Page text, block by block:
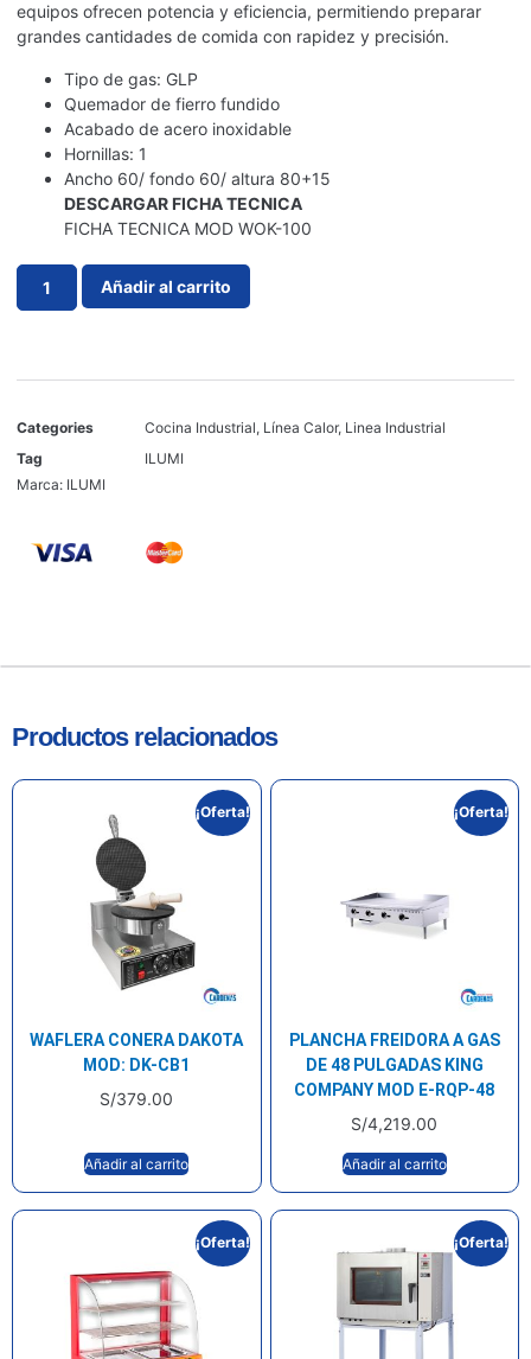
equipos ofrecen potencia y eficiencia, permitiendo preparar
grandes cantidades de comida con rapidez y precisión.
Tipo de gas: GLP
Quemador de fierro fundido
Acabado de acero inoxidable
Hornillas: 1
Ancho 60/ fondo 60/ altura 80+15
DESCARGAR FICHA TECNICA
FICHA TECNICA MOD WOK-100
Añadir al carrito
Categories Cocina Industrial, Línea Calor, Linea Industrial
Tag
ILUMI
Marca: ILUMI
Productos relacionados
¡Oferta!
WAFLERA CONERA DAKOTA
MOD: DK-CB1
S/379.00
Añadir al carrito
¡Oferta!
PLANCHA FREIDORA A GAS
DE 48 PULGADAS KING
COMPANY MOD E-RQP-48
S/4,219.00
Añadir al carrito
¡Oferta! ¡Oferta!